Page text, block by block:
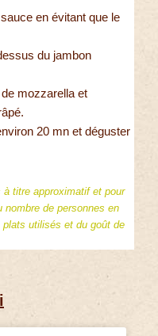
en évitant que le
du jambon
mozzarella et
20 mn et déguster
titre approximatif et pour
nombre de personnes en
utilisés et du goût de